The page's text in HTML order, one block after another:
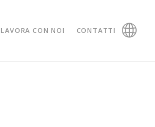
LAVORA CON NOI CONTATTI